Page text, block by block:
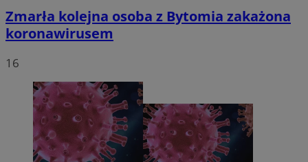
Zmarła kolejna osoba z Bytomia zakażona
koronawirusem
16